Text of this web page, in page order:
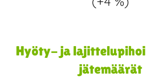
Hyöty- ja
jätemäärät